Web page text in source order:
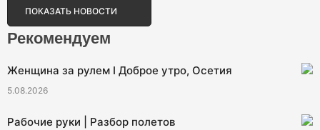
ПОКАЗАТЬ НОВОСТИ
Рекомендуем
Женщина за рулем I Доброе утро, Осетия
5.08.2026
Рабочие руки | Разбор полетов